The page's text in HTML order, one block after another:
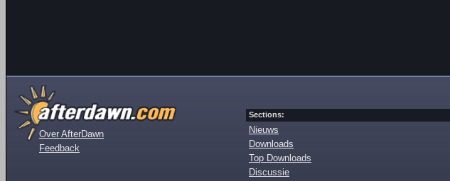
Over AfterDawn
Feedback
Sections:
Nieuws
Downloads
Top Downloads
Discussie